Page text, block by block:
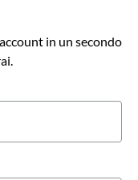
in un secondo